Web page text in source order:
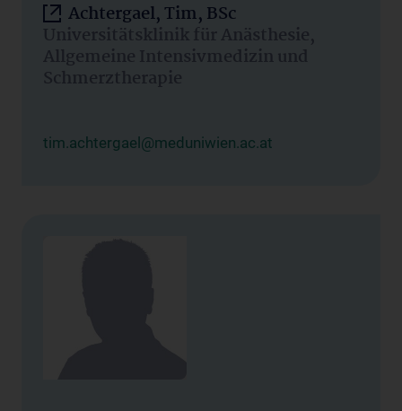
Achtergael, Tim, BSc
Universitätsklinik für Anästhesie,
Allgemeine Intensivmedizin und
Schmerztherapie
tim.achtergael@meduniwien.ac.at